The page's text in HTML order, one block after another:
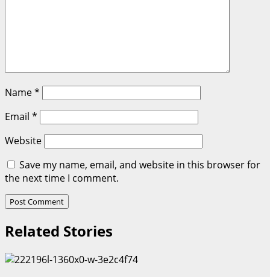
Name*
Email *
Website
Save my name, email, and website in this browser for
the next time I comment.
Related Stories